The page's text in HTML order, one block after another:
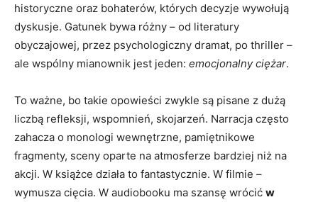
historyczne oraz bohaterów, których decyzje wywołują
dyskusje. Gatunek bywa różny – od literatury
obyczajowej, przez psychologiczny dramat, po thriller –
ale wspólny mianownik jest jeden: emocjonalny ciężar.
To ważne, bo takie opowieści zwykle są pisane z dużą
liczbą refleksji, wspomnień, skojarzeń. Narracja często
zahacza o monologi wewnętrzne, pamiętnikowe
fragmenty, sceny oparte na atmosferze bardziej niż na
akcji. W książce działa to fantastycznie. W filmie –
wymusza cięcia. W audiobooku ma szansę wrócić w